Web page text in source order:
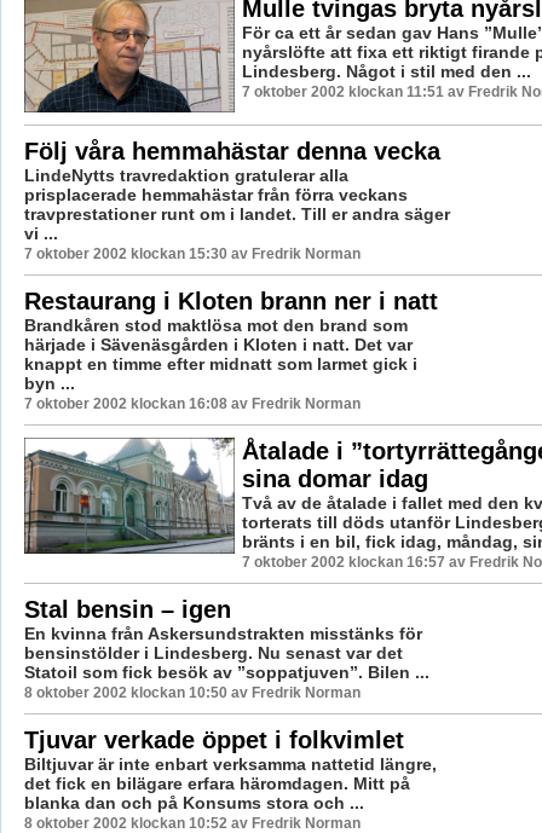
Mulle tvingas bryta
För ca ett år sedan gav Hans
nyårslöfte att fixa ett riktigt firande
Lindesberg. Något i stil med den ...
7 oktober 2002 klockan 11:51 av Fredrik
Följ våra hemmahästar denna vecka
LindeNytts travredaktion gratulerar alla
prisplacerade hemmahästar från förra veckans
travprestationer runt om i landet. Till er andra säger
vi ...
7 oktober 2002 klockan 15:30 av Fredrik Norman
Restaurang i Kloten brann ner i natt
Brandkåren stod maktlösa mot den brand som
härjade i Sävenäsgården i Kloten i natt. Det var
knappt en timme efter midnatt som larmet gick i
byn ...
7 oktober 2002 klockan 16:08 av Fredrik Norman
Åtalade i
sina domar idag
Två av de åtalade i fallet med den
torterats till döds utanför
bränts i en bil, fick idag, måndag,
7 oktober 2002 klockan 16:57 av Fredrik
Stal bensin – igen
En kvinna från Askersundstrakten misstänks för
bensinstölder i Lindesberg. Nu senast var det
Statoil som fick besök av ”soppatjuven”. Bilen ...
8 oktober 2002 klockan 10:50 av Fredrik Norman
Tjuvar verkade öppet i folkvimlet
Biltjuvar är inte enbart verksamma nattetid längre,
det fick en bilägare erfara häromdagen. Mitt på
blanka dan och på Konsums stora och ...
8 oktober 2002 klockan 10:52 av Fredrik Norman